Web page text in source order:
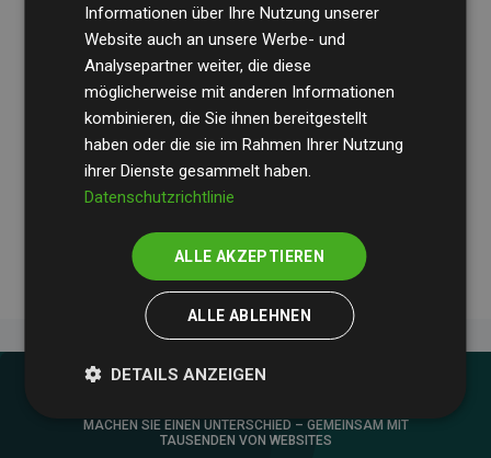
Die Wirtschaftsprüfungsgesellschaft BDOüberprüft
regelmäßig unsere Berechnungen und Methodik, um
Transparenz und Verlässlichkeit sicherzustellen.
Ihre Prüfungen belegen, dass unsere Investitionen in
Klimaschutzprojekte im Durchschnitt200 % der
geschätzten CO₂-Emissionender teilnehmenden
Websites kompensieren – ein klarer Nachweis für die
messbare Klimawirkung unseres Ansatzes.
MACHEN SIE EINEN UNTERSCHIED – GEMEINSAM MIT
TAUSENDEN VON WEBSITES
Informationen über Ihre Nutzung unserer
Website auch an unsere Werbe- und
Analysepartner weiter, die diese
möglicherweise mit anderen Informationen
kombinieren, die Sie ihnen bereitgestellt
haben oder die sie im Rahmen Ihrer Nutzung
ihrer Dienste gesammelt haben.
Datenschutzrichtlinie
ALLE AKZEPTIEREN
ALLE ABLEHNEN
DETAILS ANZEIGEN